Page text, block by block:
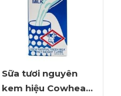
Sữa tươi nguyên
kem hiệu Cowhead